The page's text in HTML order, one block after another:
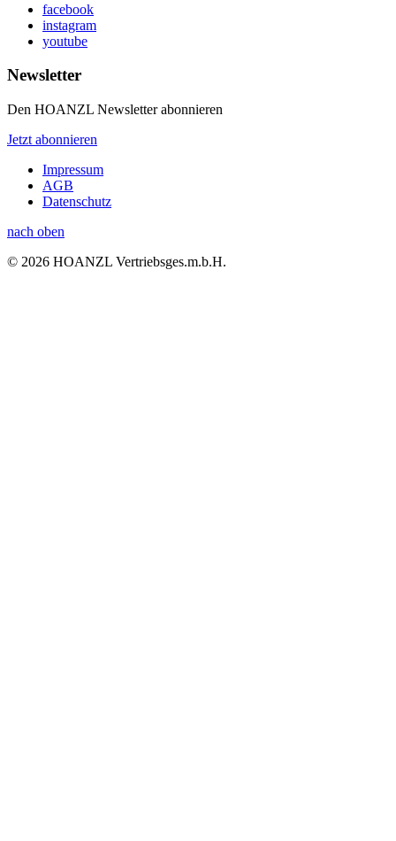
facebook
instagram
youtube
Newsletter
Den HOANZL Newsletter abonnieren
Jetzt abonnieren
Impressum
AGB
Datenschutz
nach oben
© 2026 HOANZL Vertriebsges.m.b.H.